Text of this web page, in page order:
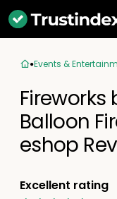
Events &
Balloon
eshop
Excellent rating